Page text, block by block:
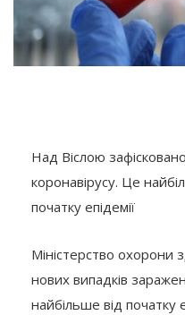
Над Віслою
коронавірусу. Це
початку епідемії
Міністерство охорони
нових випадків
найбільше від початку